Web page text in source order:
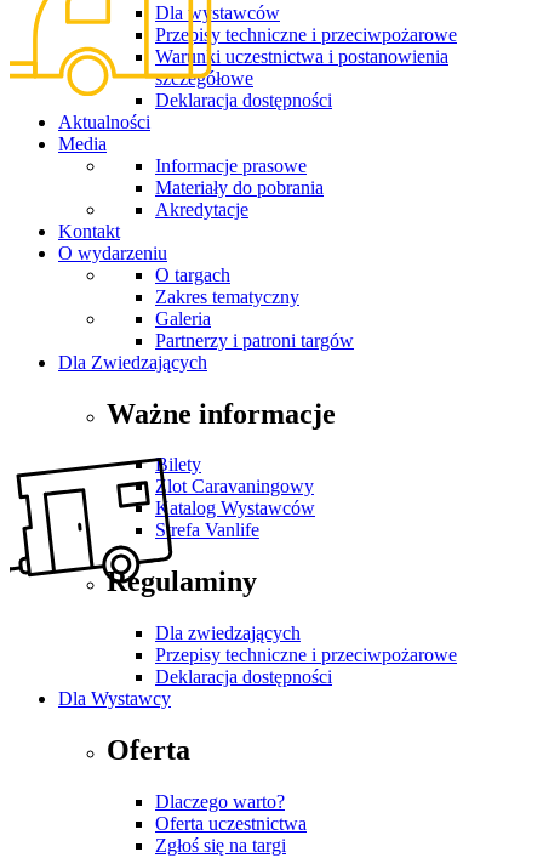
Dla wystawców
Przepisy techniczne i przeciwpożarowe
Warunki uczestnictwa i postanowienia
szczegółowe
Deklaracja dostępności
Aktualności
Media
Informacje prasowe
Materiały do pobrania
Akredytacje
Kontakt
O wydarzeniu
O targach
Zakres tematyczny
Galeria
Partnerzy i patroni targów
Dla Zwiedzających
Ważne informacje
Bilety
Zlot Caravaningowy
Katalog Wystawców
Strefa Vanlife
Regulaminy
Dla zwiedzających
Przepisy techniczne i przeciwpożarowe
Deklaracja dostępności
Dla Wystawcy
Oferta
Dlaczego warto?
Oferta uczestnictwa
Zgłoś się na targi